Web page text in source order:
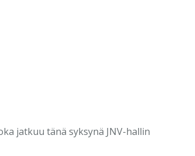
jatkuu tänä syksynä JNV-hallin